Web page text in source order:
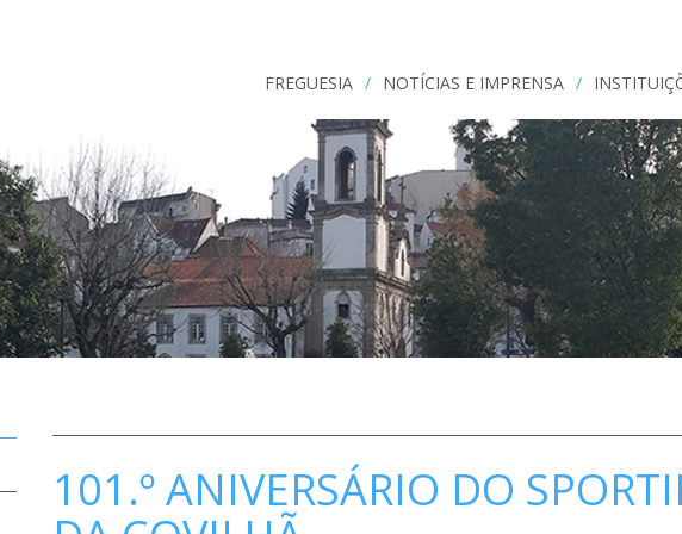
FREGUESIA / NOTÍCIAS E IMPRENSA /
101.º ANIVERSÁRIO DO